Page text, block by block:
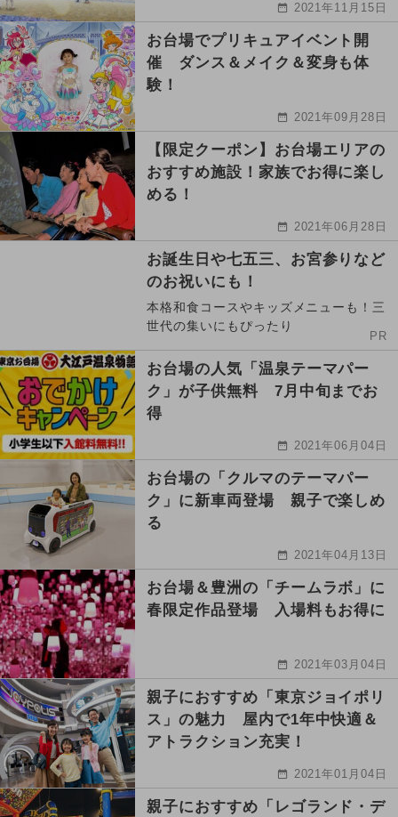
2021年11月15日
お台場でプリキュアイベント開
催 ダンス＆メイク＆変身も体
験！
2021年09月28日
【限定クーポン】お台場エリアの
おすすめ施設！家族でお得に楽し
める！
2021年06月28日
お誕生日や七五三、お宮参りなど
のお祝いにも！
本格和食コースやキッズメニューも！三
世代の集いにもぴったり
PR
お台場の人気「温泉テーマパー
ク」が子供無料 7月中旬までお
得
2021年06月04日
お台場の「クルマのテーマパー
ク」に新車両登場 親子で楽しめ
る
2021年04月13日
お台場＆豊洲の「チームラボ」に
春限定作品登場 入場料もお得に
2021年03月04日
親子におすすめ「東京ジョイポリ
ス」の魅力 屋内で1年中快適＆
アトラクション充実！
2021年01月04日
親子におすすめ「レゴランド・デ